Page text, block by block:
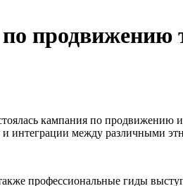
продвижению
кампания по
и интеграции между различными
профессиональные гиды